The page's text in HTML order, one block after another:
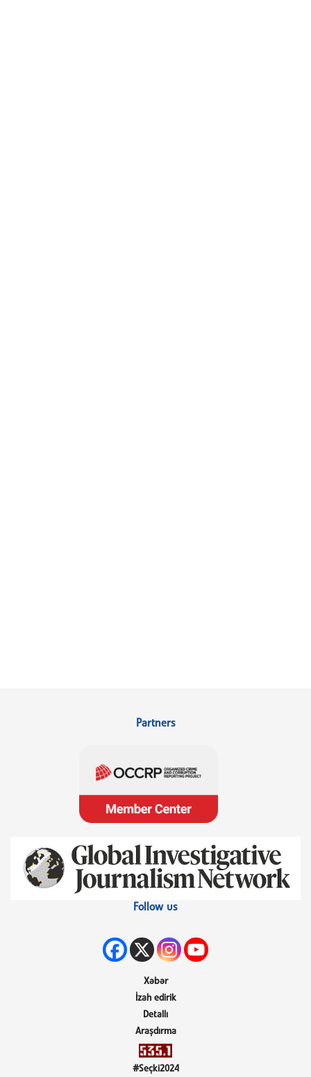
Partners
Follow us
Xəbər
İzah edirik
Detallı
Araşdırma
#Seçki2024